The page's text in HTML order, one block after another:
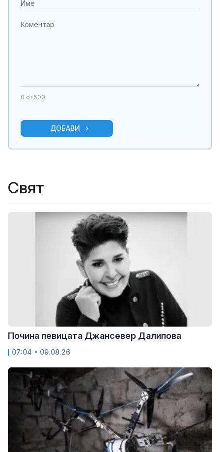
0 от 500
ДОБАВИ
Свят
Почина певицата Джансевер Далипова
07:04 • 09.08.26